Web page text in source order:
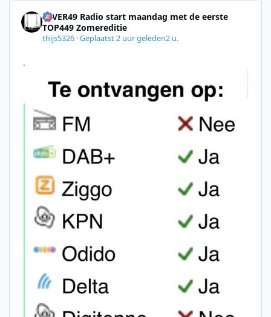
4EVER49 Radio start maandag met de eerste
TOP449 Zomereditie
thijs5326 ·Geplaatst2 uur geleden2 u.
.